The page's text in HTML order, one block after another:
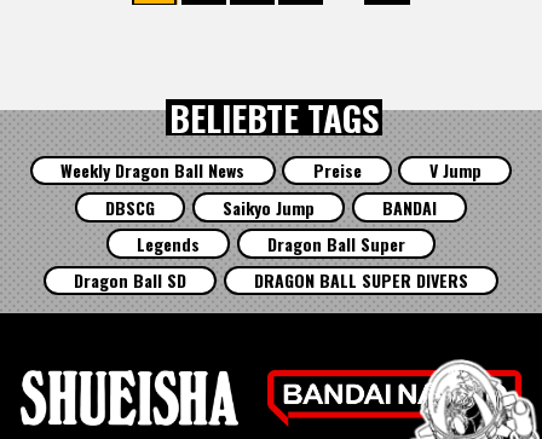
BELIEBTE TAGS
Weekly Dragon Ball News Preise
V Jump
DBSCG
Saikyo Jump
BANDAI
Legends
Dragon Ball Super
Dragon Ball SD
DRAGON BALL SUPER DIVERS